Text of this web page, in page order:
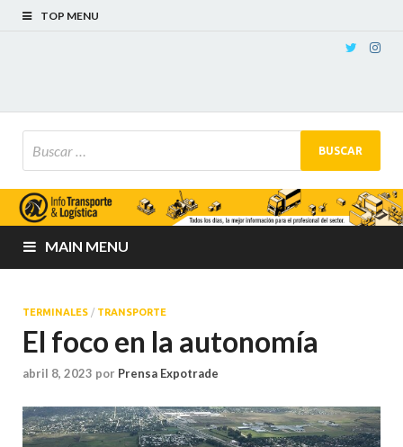
TOP MENU
MAIN MENU
TERMINALES / TRANSPORTE
El foco en la autonomía
abril 8, 2023 por Prensa Expotrade